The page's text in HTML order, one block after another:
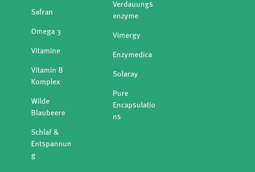
Safran
Omega 3
Vitamine
Vitamin B
Komplex
Wilde
Blaubeere
Schlaf &
Entspannun
g
Verdauungs
enzyme
Vimergy
Enzymedica
Solaray
Pure
Encapsulatio
ns